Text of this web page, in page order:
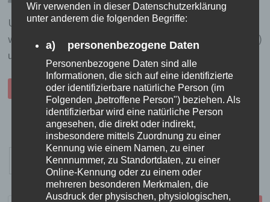
Unverschaemtheit, das! Ich sitze hier in Da Lat (oder
wahlweise Dalat, das halten die hier wie die Dachdecker)
und habe eine kalte Nase.
WEITERLESEN
Beitragsnavigation
Vorherige 1 2 3 4 Nächste
Wir verwenden in dieser Datenschutzerklärung
unter anderem die folgenden Begriffe:
a) personenbezogene Daten
Personenbezogene Daten sind alle
Informationen, die sich auf eine identifizierte
oder identifizierbare natürliche Person (im
Folgenden „betroffene Person") beziehen. Als
identifizierbar wird eine natürliche Person
angesehen, die direkt oder indirekt,
insbesondere mittels Zuordnung zu einer
Kennung wie einem Namen, zu einer
Kennnummer, zu Standortdaten, zu einer
Online-Kennung oder zu einem oder
mehreren besonderen Merkmalen, die
Ausdruck der physischen, physiologischen,